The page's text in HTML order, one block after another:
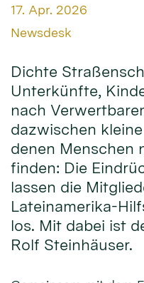
Datum:
17. Apr. 2026
Von:
Newsdesk
Dichte
Unterkünfte,
nach
dazwischen
denen Menschen
finden: Die
lassen die
Lateinamerika-
los. Mit dabei ist
Rolf Steinhäuser.